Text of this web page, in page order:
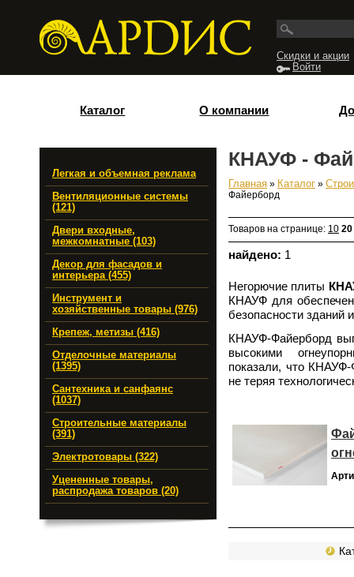
Скидки и акции
Войти
Каталог О компании
Легкая и объемная реклама
Вентиляционные системы
(121)
Двери входные,
межкомнатные (103)
Декор для фасадов и
интерьера (455)
Инструмент и
хозяйственные товары (976)
Крепеж, метизы (416)
Отделочные материалы
(1395)
Сантехника и санфаянс
(1037)
Строительные материалы
(391)
Электротовары (322)
Уцененные товары,
распродажа товаров (20)
КНАУФ -
Вы здесь
Главная » Каталог »
Файерборд
Товаров на странице: 10 20
найдено: 1
Негорючие плиты
КНАУФ для
безопасности зданий
КНАУФ-Файерборд
высокими
показали, что
не теряя